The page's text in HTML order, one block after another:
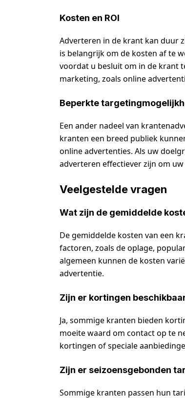
Kosten en ROI
Adverteren in de krant kan duur
is belangrijk om de kosten af te
voordat u besluit om in de krant
marketing, zoals online
Beperkte
Een ander nadeel van
kranten een breed publiek
online advertenties. Als uw
adverteren effectiever zijn om
Veelgestelde vragen
Wat zijn de gemiddelde
De gemiddelde kosten van een
factoren, zoals de oplage,
algemeen kunnen de kosten
advertentie.
Zijn er kortingen
Ja, sommige kranten bieden
moeite waard om contact op te
kortingen of speciale
Zijn er seizoensgebonden
Sommige kranten passen hun